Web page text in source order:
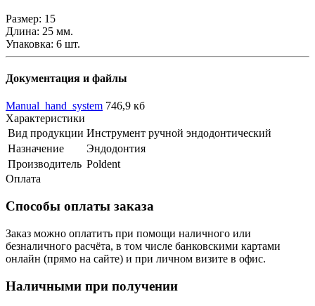
Размер: 15
Длина: 25 мм.
Упаковка: 6 шт.
Документация и файлы
Manual_hand_system 746,9 кб
Характеристики
Вид продукции Инструмент ручной эндодонтический
Назначение
Эндодонтия
Производитель Poldent
Оплата
Способы оплаты заказа
Заказ можно оплатить при помощи наличного или
безналичного расчёта, в том числе банковскими картами
онлайн (прямо на сайте) и при личном визите в офис.
Наличными при получении